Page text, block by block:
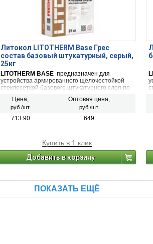
Литокол LITOTHERM Base Грес
состав базовый штукатурный, серый,
25кг
LITOTHERM BASEпредназначен для
устройства армированного щелочестойкой
стеклосеткой базового штукатурного слоя по
утеплителям, для последующего нанесения
декоративных штукатурных составов и других
отделочных материалов, совместимых с
Цена,
руб./шт.
Оптовая цена,
руб./шт.
713.90 649
Купить в 1 клик
Добавить в корзину
ПОКАЗАТЬ ЕЩЁ